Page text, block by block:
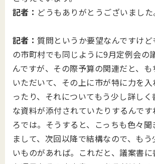
記者： どうもありがとうございました
記者：質問というか要望なんですけ
の市町村でも同じように9月定例会の
んですが、その際予算の関連だと、も
いただいて、その上に市が特に力を
ったり、それについてもう少し詳しく
な資料が添付されていたりするんで
ろでは。そうすると、こっちも色々
まして、次回以降で結構なので、も
いものがあれば。これだと、議案書